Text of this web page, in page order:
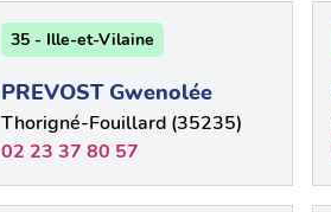
35 - Ille-et-Vilaine
PREVOST Gwenolée
Thorigné-Fouillard (35235)
02 23 37 80 57